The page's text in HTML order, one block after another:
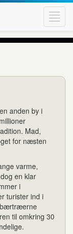
anden by i
Mad,
for næsten
varme,
en klar
i
turister ind i
til omkring 30